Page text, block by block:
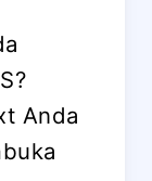
Anda